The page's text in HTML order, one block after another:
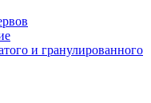
и гранулированного